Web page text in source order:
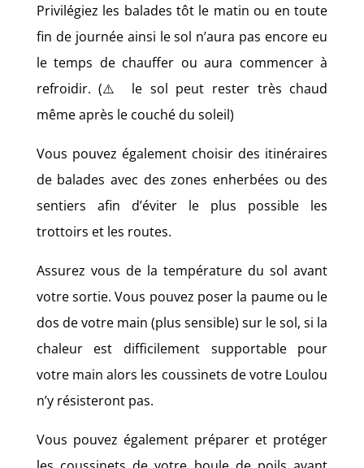
Privilégiez les balades tôt le matin ou en toute
fin de journée ainsi le sol n’aura pas encore eu
le temps de chauffer ou aura commencer à
refroidir. (⚠️ le sol peut rester très chaud
même après le couché du soleil)
Vous pouvez également choisir des itinéraires
de balades avec des zones enherbées ou des
sentiers afin d’éviter le plus possible les
trottoirs et les routes.
Assurez vous de la température du sol avant
votre sortie. Vous pouvez poser la paume ou le
dos de votre main (plus sensible) sur le sol, si la
chaleur est difficilement supportable pour
votre main alors les coussinets de votre Loulou
n’y résisteront pas.
Vous pouvez également préparer et protéger